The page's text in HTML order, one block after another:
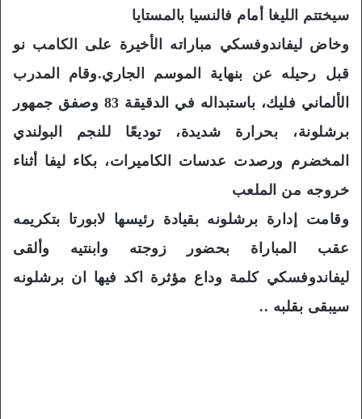
سيختتم الليغا أمام فالنسيا بالمستايا
وخاض ليفاندوفسكي مباراته الأخيرة على الكامب نو
قبل رحيله عن بنهاية الموسم الجاري.وقام المدرب
الألماني فليك، باستبداله في الدقيقة 83 وصفق جمهور
برشلونة، بحرارة شديدة، توديعًا للنجم البولندي
المخضرم ورصدت عدسات الكاميرات، بكاء ليفا أثناء
خروجه من الملعب
وقامت إدارة برشلونه بقيادة رئيسها لابورتا بتكريمه
عقب المباراة بحضور زوجته وابنتيه وألقى
ليفاندوفسكي كلمة وداع مؤثرة اكد فيها ان برشلونه
سيبقى بقلبه ..